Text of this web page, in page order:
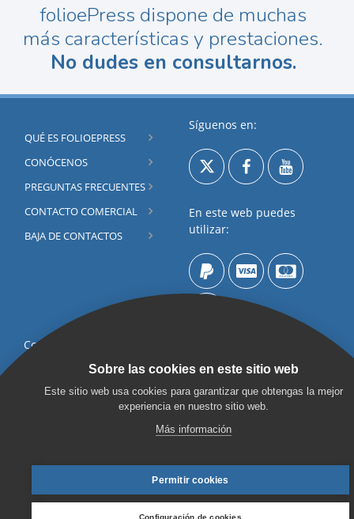
folioePress dispone de muchas
más características y prestaciones.
No dudes en consultarnos.
QUÉ ES FOLIOEPRESS
CONÓCENOS
PREGUNTAS FRECUENTES
CONTACTO COMERCIAL
BAJA DE CONTACTOS
Síguenos en:
En este web puedes
utilizar:
Contacta por
Formulario
Chat on line
Los precios mostrados en
se encuentra
verificado comoSoftware
©2003 - 2026 FOLIOGEN
NETWORK S.L. Todos los
derechos reservados.
web
Protección de datos
Sobre las cookies en este sitio web
Este sitio web usa cookies para garantizar que obtengas la mejor
experiencia en nuestro sitio web.
Más información
Permitir cookies
Configuración de cookies